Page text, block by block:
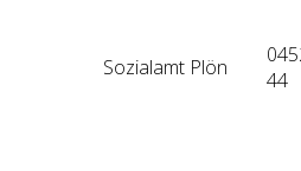
Sozialamt Plön
44